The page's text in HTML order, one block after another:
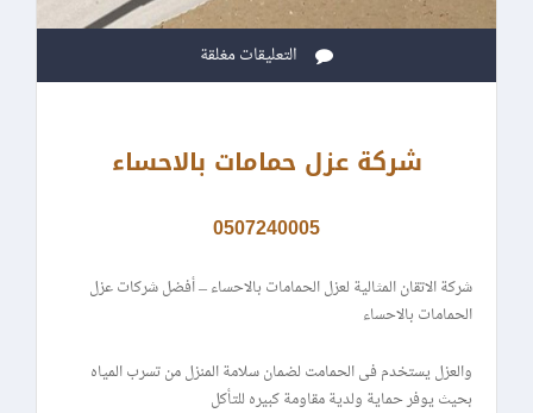
التعليقات مغلقة
شركة عزل حمامات بالاحساء
0507240005
شركة الاتقان المثالية لعزل الحمامات بالاحساء – أفضل شركات عزل
الحمامات بالاحساء
والعزل يستخدم فى الحمامت لضمان سلامة المنزل من تسرب المياه
بحيث يوفر حماية ولدية مقاومة كبيره للتأكل